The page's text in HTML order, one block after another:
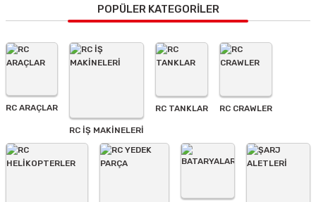
Görüş ve önerileriniz için teşekkür ederiz.
Ürün resmi kalitesiz, bozuk veya görüntülenemiyor.
Ürün açıklamasında eksik bilgiler bulunuyor.
Ürün fiyatı diğer sitelerden daha pahalı.
Bu ürüne benzer farklı alternatifler olmalı.
POPÜLER KATEGORİLER
RC ARAÇLAR
RC İŞ MAKİNELERİ
RC TANKLAR RC CRAWLER